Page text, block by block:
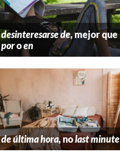
desinteresarse de, mejor que
poroen
de última hora, nolast minute